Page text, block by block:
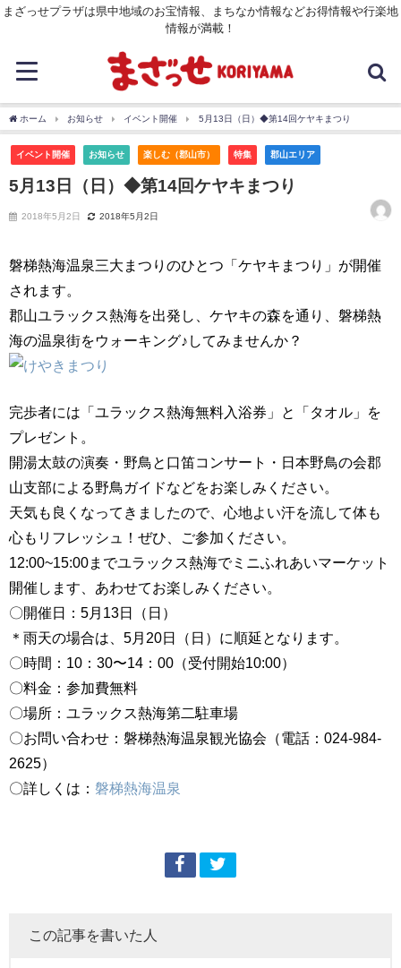
まざっせプラザは県中地域のお宝情報、まちなか情報などお得情報や行楽地
情報が満載！
ホーム お知らせ イベント開催 5月13日（日）◆第14回ケヤキまつり
イベント開催 お知らせ 楽しむ（郡山市） 特集 郡山エリア
5月13日（日）◆第14回ケヤキまつり
2018年5月2日 2018年5月2日
磐梯熱海温泉三大まつりのひとつ「ケヤキまつり」が開催
されます。
郡山ユラックス熱海を出発し、ケヤキの森を通り、磐梯熱
海の温泉街をウォーキング♪してみませんか？
完歩者には「ユラックス熱海無料入浴券」と「タオル」を
プレゼント。
開湯太鼓の演奏・野鳥と口笛コンサート・日本野鳥の会郡
山支部による野鳥ガイドなどをお楽しみください。
天気も良くなってきましたので、心地よい汗を流して体も
心もリフレッシュ！ぜひ、ご参加ください。
12:00~15:00までユラックス熱海でミニふれあいマーケット
開催します、あわせてお楽しみください。
〇開催日：5月13日（日）
＊雨天の場合は、5月20日（日）に順延となります。
〇時間：10：30〜14：00（受付開始10:00）
〇料金：参加費無料
〇場所：ユラックス熱海第二駐車場
〇お問い合わせ：磐梯熱海温泉観光協会（電話：024-984-
2625）
〇詳しくは： 磐梯熱海温泉
この記事を書いた人